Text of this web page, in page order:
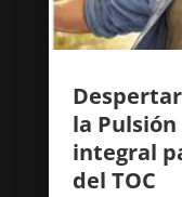
la
integral
del TOC